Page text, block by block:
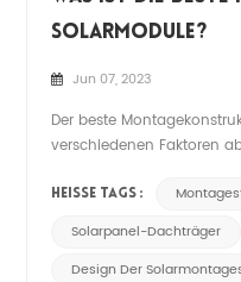
Solarmodule?
Jun 07, 2023
Der beste
verschiedenen Faktoren
Paneele. Hier sind einige
enthalten: 1. Dachträger
befestigen die Panee...
HEISSE TAGS :
Solarpanel-Dachträger
Design Der